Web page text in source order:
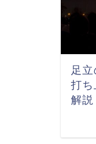
足
打ち
解説